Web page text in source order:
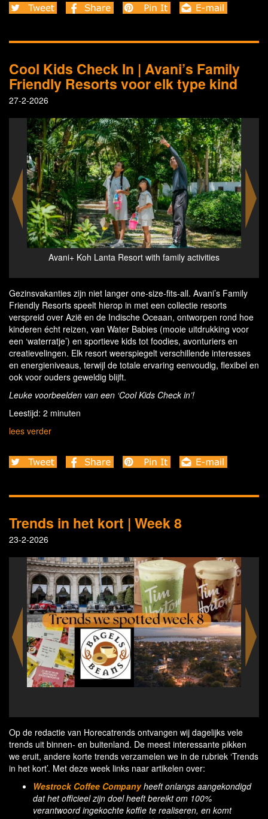
Cool Kids Check In | Avani’s Family
Friendly Resorts voor elk type kind
27-2-2026
Avani+ Hua Hin Resort - Splash Zone
Gezinsvakanties zijn niet langer one-size-fits-all. Avani’s Family
Friendly Resorts speelt hierop in met een collectie resorts
verspreid over Azië en de Indische Oceaan, ontworpen rond hoe
kinderen écht reizen, van Water Babies (mooie uitdrukking voor
een ‘waterratje’) en sportieve kids tot foodies, avonturiers en
creatievelingen. Elk resort weerspiegelt verschillende interesses
en energieniveaus, terwijl de totale ervaring eenvoudig, flexibel en
ook voor ouders geweldig blijft.
Leuke voorbeelden van een ‘Cool Kids Check in’!
Leestijd: 2 minuten
lees verder
Trends in het kort | Week 8
23-2-2026
Op de redactie van Horecatrends ontvangen wij dagelijks vele
trends uit binnen- en buitenland. De meest interessante pikken
we eruit, andere korte trends verzamelen we in de rubriek ‘Trends
in het kort’. Met deze week links naar artikelen over:
Westrock Coffee Companyheeft onlangs aangekondigd
dat het officieel zijn doel heeft bereikt om 100%
verantwoord ingekochte koffie te realiseren, en komt